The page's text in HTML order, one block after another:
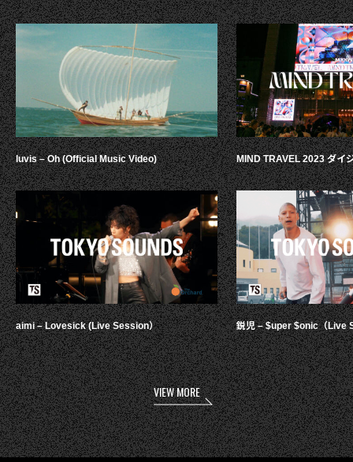
luvis – Oh (Official Music Video)
aimi – Lovesick (Live Session）
MIND TRAVEL 2023 ダイ
鋭児 – $uper $onic（Live
VIEW MORE